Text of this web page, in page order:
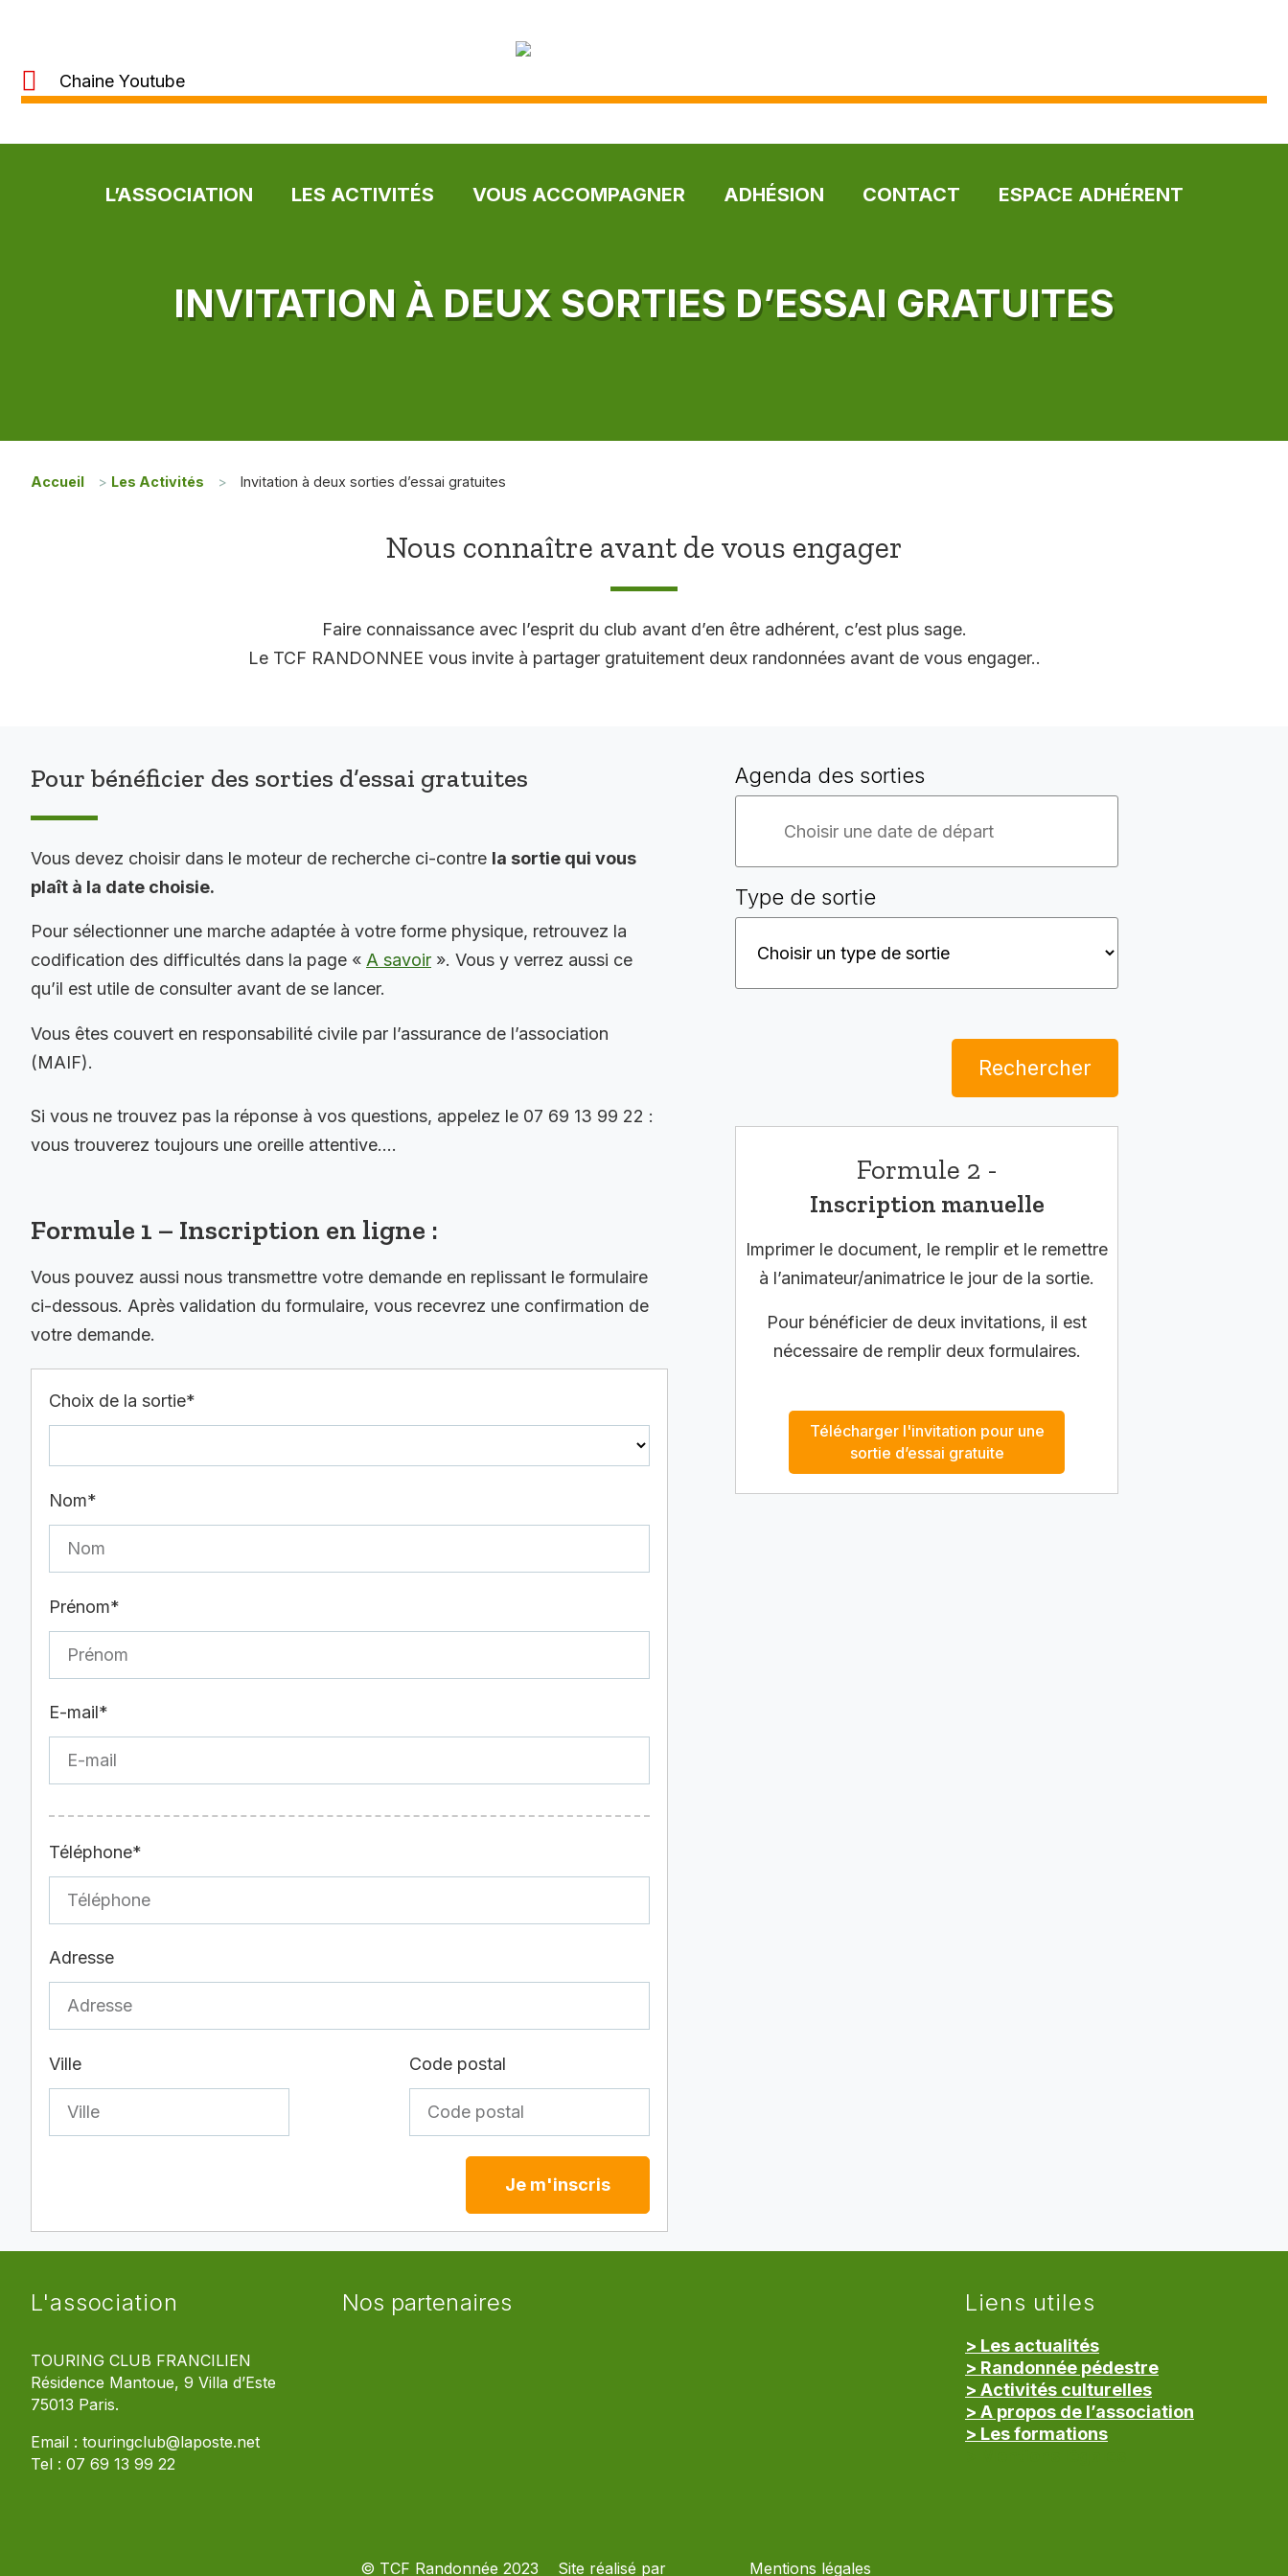
Chaine Youtube
L’ASSOCIATION LES ACTIVITÉS VOUS ACCOMPAGNER ADHÉSION CONTACT ESPACE ADHÉRENT
INVITATION À DEUX SORTIES D’ESSAI GRATUITES
Accueil > Les Activités > Invitation à deux sorties d’essai gratuites
Nous connaître avant de vous engager
Faire connaissance avec l’esprit du club avant d’en être adhérent, c’est plus sage.
Le TCF RANDONNEE vous invite à partager gratuitement deux randonnées avant de vous engager..
Pour bénéficier des sorties d’essai gratuites
Vous devez choisir dans le moteur de recherche ci-contre la sortie qui vous
plaît à la date choisie.
Pour sélectionner une marche adaptée à votre forme physique, retrouvez la
codification des difficultés dans la page « A savoir ». Vous y verrez aussi ce
qu’il est utile de consulter avant de se lancer.
Vous êtes couvert en responsabilité civile par l’assurance de l’association
(MAIF).
Si vous ne trouvez pas la réponse à vos questions, appelez le 07 69 13 99 22 :
vous trouverez toujours une oreille attentive….
Formule 1 – Inscription en ligne :
Vous pouvez aussi nous transmettre votre demande en replissant le formulaire
ci-dessous. Après validation du formulaire, vous recevrez une confirmation de
votre demande.
Choix de la sortie*
Nom*
Prénom*
E-mail*
Téléphone*
Adresse
Ville Code postal
Je m'inscris
Agenda des sorties
Type de sortie
Rechercher
Formule 2 -
Inscription manuelle
Imprimer le document, le remplir et le remettre
à l’animateur/animatrice le jour de la sortie.
Pour bénéficier de deux invitations, il est
nécessaire de remplir deux formulaires.
Télécharger l'invitation pour une
sortie d’essai gratuite
L'association
TOURING CLUB FRANCILIEN
Résidence Mantoue, 9 Villa d’Este
75013 Paris.
Email : touringclub@laposte.net
Tel : 07 69 13 99 22
Nos partenaires Liens utiles
> Les actualités
> Randonnée pédestre
> Activités culturelles
> A propos de l’association
> Les formations
© TCF Randonnée 2023 Site réalisé par Mentions légales